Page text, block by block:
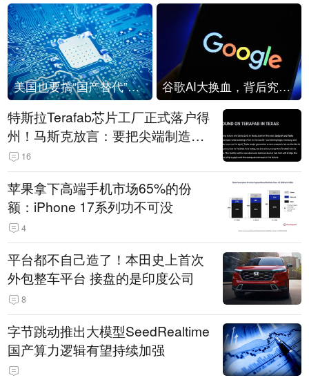
美国也要搞“国产替代”？先算清三笔账 谷歌AI大换血，背后究竟发生了什么？
特斯拉Terafab芯片工厂正式落户得
州！马斯克放言：要把尖端制造带
回美国
16
苹果拿下高端手机市场65%的份
额：iPhone 17系列功不可没
4
平台都不自己造了！本田史上首次
外包整车平台 接盘的是印度公司
8
字节跳动推出大模型SeedRealtime
国产算力逻辑有望持续加强